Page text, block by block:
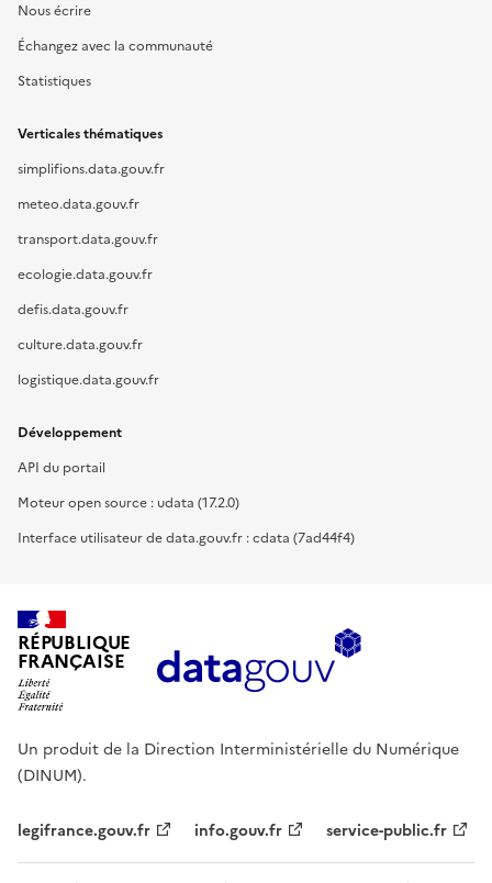
Nous écrire
Échangez avec la communauté
Statistiques
Verticales thématiques
simplifions.data.gouv.fr
meteo.data.gouv.fr
transport.data.gouv.fr
ecologie.data.gouv.fr
defis.data.gouv.fr
culture.data.gouv.fr
logistique.data.gouv.fr
Développement
API du portail
Moteur open source : udata (17.2.0)
Interface utilisateur de data.gouv.fr : cdata (7ad44f4)
RÉPUBLIQUE
FRANÇAISE
Un produit de la Direction Interministérielle du Numérique
(DINUM).
legifrance.gouv.fr info.gouv.fr service-public.fr